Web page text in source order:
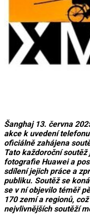
Šanghaj 13. června
akce k uvedení
oficiálně zahájena
Tato každoroční
fotografie Huawei a
sdílení jejich práce a
publiku. Soutěž se
se v ní objevilo téměř
170 zemí a regionů,
nejvlivnějších soutěží